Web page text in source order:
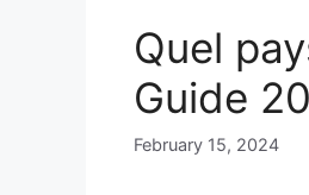
Quel
Guide
February 15, 2024